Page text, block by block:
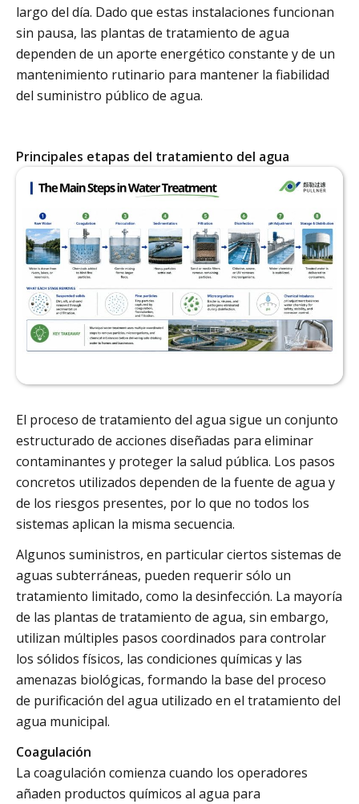
largo del día. Dado que estas instalaciones funcionan
sin pausa, las plantas de tratamiento de agua
dependen de un aporte energético constante y de un
mantenimiento rutinario para mantener la fiabilidad
del suministro público de agua.
Principales etapas del tratamiento del agua
El proceso de tratamiento del agua sigue un conjunto
estructurado de acciones diseñadas para eliminar
contaminantes y proteger la salud pública. Los pasos
concretos utilizados dependen de la fuente de agua y
de los riesgos presentes, por lo que no todos los
sistemas aplican la misma secuencia.
Algunos suministros, en particular ciertos sistemas de
aguas subterráneas, pueden requerir sólo un
tratamiento limitado, como la desinfección. La mayoría
de las plantas de tratamiento de agua, sin embargo,
utilizan múltiples pasos coordinados para controlar
los sólidos físicos, las condiciones químicas y las
amenazas biológicas, formando la base del proceso
de purificación del agua utilizado en el tratamiento del
agua municipal.
Coagulación
La coagulación comienza cuando los operadores
añaden productos químicos al agua para